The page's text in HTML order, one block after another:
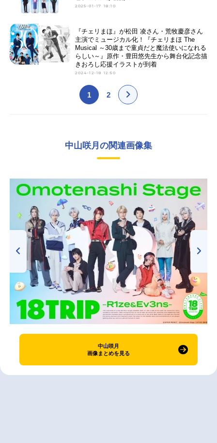
2025-01-17 18:10
『チェリまほ』が松田 凌さん・荒牧慶彦さん
主演でミュージカル化！『チェリまほ The
Musical ～30歳まで童貞だと魔法使いになれる
らしい～』原作・豊田悠先生から舞台化記念描
きおろし応援イラストが到着
2024-12-18 12:50
1 2
中山咲月の関連画像集
中山咲月
画像まとめを見る